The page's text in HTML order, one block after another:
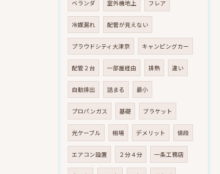
ベランダ 室外機地上 フレア
冷媒漏れ 配管が見えない
プラウドシティ大津京 キャンピングカー
配管２台 一部屋経由 排熱 違い
自動排出 詰まる 最小
プロパンガス 基礎 ブラケット
光ケーブル 相場 デメリット 値段
エアコン設置 ２分４分 一条工務店